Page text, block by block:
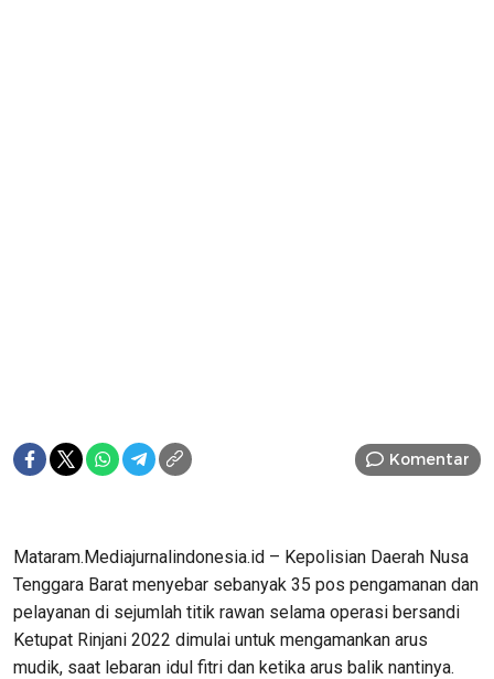
Komentar
Mataram.Mediajurnalindonesia.id – Kepolisian Daerah Nusa
Tenggara Barat menyebar sebanyak 35 pos pengamanan dan
pelayanan di sejumlah titik rawan selama operasi bersandi
Ketupat Rinjani 2022 dimulai untuk mengamankan arus
mudik, saat lebaran idul fitri dan ketika arus balik nantinya.